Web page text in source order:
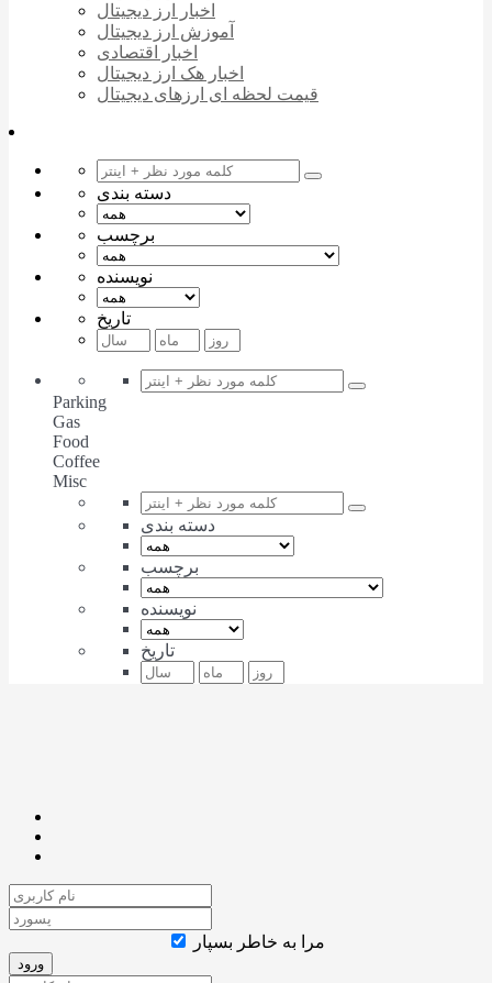
اخبار ارز دیجیتال
آموزش ارز دیجیتال
اخبار اقتصادی
اخبار هک ارز دیجیتال
قیمت لحظه ای ارزهای دیجیتال
دسته بندی
برچسب
نویسنده
تاریخ
Parking
Gas
Food
Coffee
Misc
دسته بندی
برچسب
نویسنده
تاریخ
مرا به خاطر بسپار